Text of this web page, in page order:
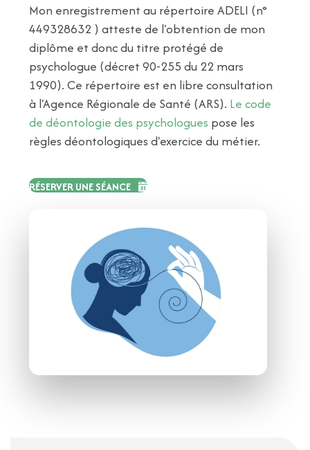
Mon enregistrement au répertoire ADELI (n°
449328632 ) atteste de l'obtention de mon
diplôme et donc du titre protégé de
psychologue (décret 90-255 du 22 mars
1990). Ce répertoire est en libre consultation
à l'Agence Régionale de Santé (ARS). Le code
de déontologie des psychologues pose les
règles déontologiques d'exercice du métier.
RÉSERVER UNE SÉANCE